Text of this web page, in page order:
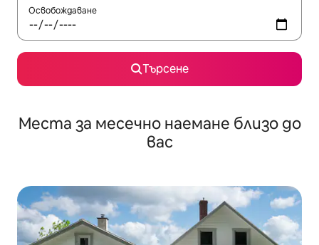
Освобождаване
Търсене
Места за месечно наемане близо до
вас